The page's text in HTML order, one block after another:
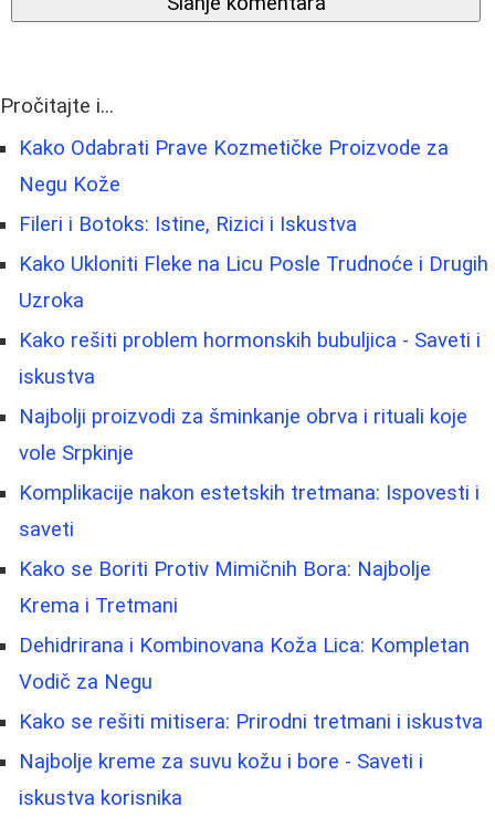
Pročitajte i...
Kako Odabrati Prave Kozmetičke Proizvode za
Negu Kože
Fileri i Botoks: Istine, Rizici i Iskustva
Kako Ukloniti Fleke na Licu Posle Trudnoće i Drugih
Uzroka
Kako rešiti problem hormonskih bubuljica - Saveti i
iskustva
Najbolji proizvodi za šminkanje obrva i rituali koje
vole Srpkinje
Komplikacije nakon estetskih tretmana: Ispovesti i
saveti
Kako se Boriti Protiv Mimičnih Bora: Najbolje
Krema i Tretmani
Dehidrirana i Kombinovana Koža Lica: Kompletan
Vodič za Negu
Kako se rešiti mitisera: Prirodni tretmani i iskustva
Najbolje kreme za suvu kožu i bore - Saveti i
iskustva korisnika